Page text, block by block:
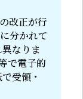
改正が行
分かれて
なりま
で電子的
受領・